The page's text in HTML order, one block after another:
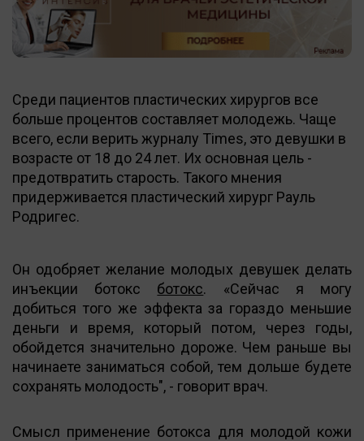
Среди пациентов пластических хирургов все
больше процентов составляет молодежь. Чаще
всего, если верить журналу Times, это девушки в
возрасте от 18 до 24 лет. Их основная цель -
предотвратить старость. Такого мнения
придерживается пластический хирург Рауль
Родригес.
Он одобряет желание молодых девушек делать
инъекции ботокс ботокс. «Сейчас я могу
добиться того же эффекта за гораздо меньшие
деньги и время, который потом, через годы,
обойдется значительно дороже. Чем раньше вы
начинаете заниматься собой, тем дольше будете
сохранять молодость", - говорит врач.
Смысл применение ботокса для молодой кожи